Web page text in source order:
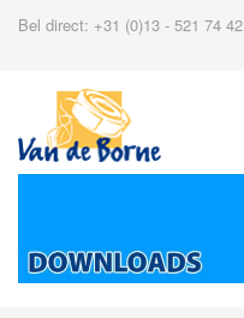
Bel direct: +31 (0)13 - 521 74 42